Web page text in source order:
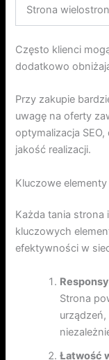
Strona
Często klienci
dodatkowo
Przy zakupie
uwagę na oferty
optymalizacja
jakość realizacji.
Kluczowe
Każda tania strona
kluczowych
efektywności w
Strona
Łatwość